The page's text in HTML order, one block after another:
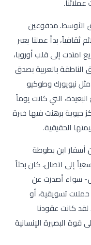
الأوسط. مدفوعين
ثقافياً، بدأ عملنا يعبر
امتدت إلى قلب أوروبا،
بالعربية بصدق
نيويورك وطوكيو
التي كانت يوماً
حيوية برهنت فيها خبرة
الحقيقية.
أسفار ابن بطوطة
إلى اتصال. كان بحثاً
سواء أصدرت عن
تسويقية، أو
كانت عقودنا
قوة البصيرة الإنسانية